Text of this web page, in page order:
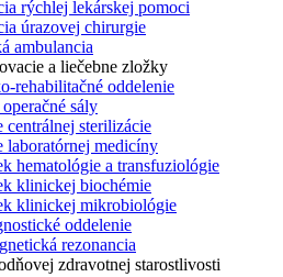
rýchlej lekárskej pomoci
úrazovej chirurgie
ambulancia
a liečebne zložky
rehabilitačné oddelenie
sály
centrálnej sterilizácie
laboratórnej medicíny
hematológie a transfuziológie
klinickej biochémie
klinickej mikrobiológie
oddelenie
rezonancia
zdravotnej starostlivosti